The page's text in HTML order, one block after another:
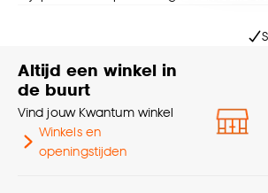
Goed
Altijd een winkel in
de buurt
Vind jouw Kwantum winkel
Winkels en
openingstijden